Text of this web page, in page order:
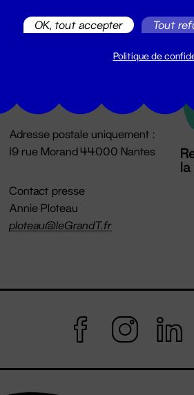
02 51 88 25 25
Du lundi au vendredi 14h → 18h
Adresse postale uniquement :
19 rue Morand 44000 Nantes
Contact presse
Annie Ploteau
ploteau@leGrandT.fr
OK, tout accepter Tout
Politique de